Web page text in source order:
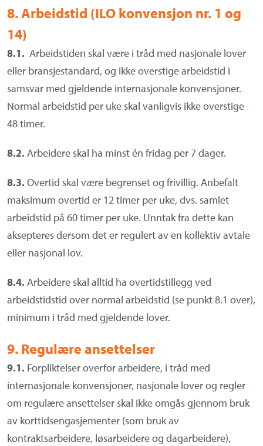
8. Arbeidstid (ILO konvensjon nr. 1 og
14)
8.1. Arbeidstiden skal være i tråd med nasjonale lover
eller bransjestandard, og ikke overstige arbeidstid i
samsvar med gjeldende internasjonale konvensjoner.
Normal arbeidstid per uke skal vanligvis ikke overstige
48 timer.
8.2. Arbeidere skal ha minst én fridag per 7 dager.
8.3. Overtid skal være begrenset og frivillig. Anbefalt
maksimum overtid er 12 timer per uke, dvs. samlet
arbeidstid på 60 timer per uke. Unntak fra dette kan
aksepteres dersom det er regulert av en kollektiv avtale
eller nasjonal lov.
8.4. Arbeidere skal alltid ha overtidstillegg ved
arbeidstidstid over normal arbeidstid (se punkt 8.1 over),
minimum i tråd med gjeldende lover.
9. Regulære ansettelser
9.1. Forpliktelser overfor arbeidere, i tråd med
internasjonale konvensjoner, nasjonale lover og regler
om regulære ansettelser skal ikke omgås gjennom bruk
av korttidsengasjementer (som bruk av
kontraktsarbeidere, løsarbeidere og dagarbeidere),